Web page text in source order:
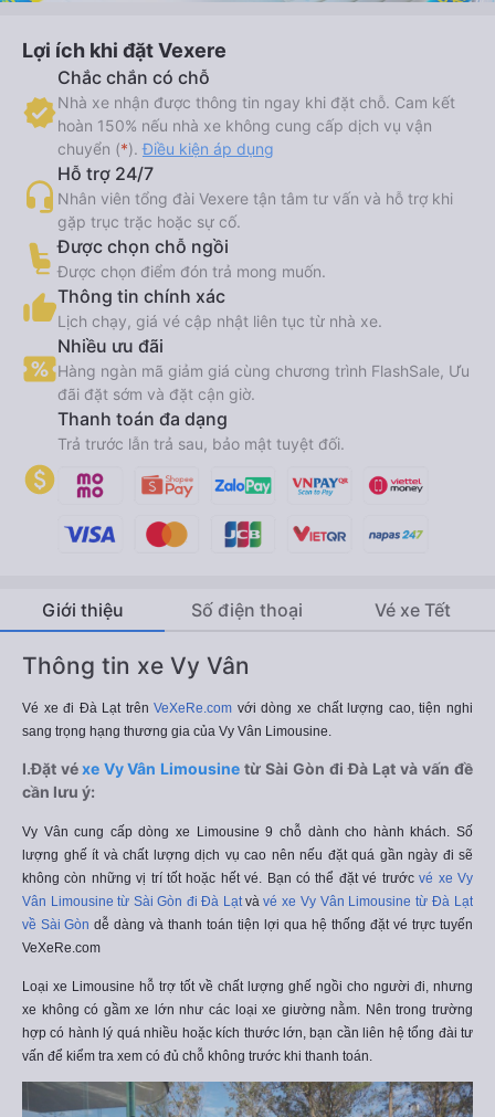
Lợi ích khi đặt Vexere
Chắc chắn có chỗ
Nhà xe nhận được thông tin ngay khi đặt chỗ. Cam kết
hoàn 150% nếu nhà xe không cung cấp dịch vụ vận
chuyển (*).Điều kiện áp dụng
Hỗ trợ 24/7
Nhân viên tổng đài Vexere tận tâm tư vấn và hỗ trợ khi
gặp trục trặc hoặc sự cố.
Được chọn chỗ ngồi
Được chọn điểm đón trả mong muốn.
Thông tin chính xác
Lịch chạy, giá vé cập nhật liên tục từ nhà xe.
Nhiều ưu đãi
Hàng ngàn mã giảm giá cùng chương trình FlashSale, Ưu
đãi đặt sớm và đặt cận giờ.
Thanh toán đa dạng
Trả trước lẫn trả sau, bảo mật tuyệt đối.
Giới thiệu Số điện thoại Vé xe Tết
Thông tin xe Vy Vân
Vé xe đi Đà Lạt trên VeXeRe.com với dòng xe chất lượng cao, tiện nghi
sang trọng hạng thương gia của Vy Vân Limousine.
I.Đặt véxe Vy Vân Limousine từ Sài Gòn đi Đà Lạt và vấn đề
cần lưu ý:
Vy Vân cung cấp dòng xe Limousine 9 chỗ dành cho hành khách. Số
lượng ghế ít và chất lượng dịch vụ cao nên nếu đặt quá gần ngày đi sẽ
không còn những vị trí tốt hoặc hết vé. Bạn có thể đặt vé trước vé xe Vy
Vân Limousine từ Sài Gòn đi Đà Lạt và vé xe Vy Vân Limousine từ Đà Lạt
về Sài Gòn dễ dàng và thanh toán tiện lợi qua hệ thống đặt vé trực tuyến
VeXeRe.com
Loại xe Limousine hỗ trợ tốt về chất lượng ghế ngồi cho người đi, nhưng
xe không có gầm xe lớn như các loại xe giường nằm. Nên trong trường
hợp có hành lý quá nhiều hoặc kích thước lớn, bạn cần liên hệ tổng đài tư
vấn để kiểm tra xem có đủ chỗ không trước khi thanh toán.